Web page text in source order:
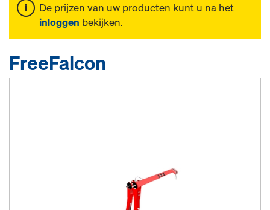
De prijzen van uw producten kunt u na het
inloggen bekijken.
FreeFalcon